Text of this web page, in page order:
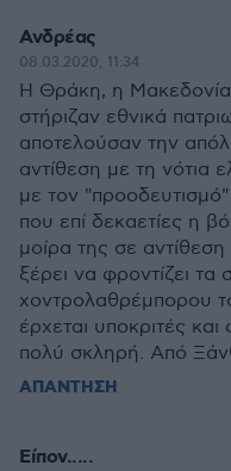
Ανδρέας
08.03.2020, 11:34
Η Θράκη, η
στήριζαν εθνικά
αποτελούσαν την
αντίθεση με τη νότια
με τον
που επί δεκαετίες η
μοίρα της σε
ξέρει να φροντίζει
χοντρολαθρέμπορου
έρχεται υποκριτές και
πολύ σκληρή. Από
ΑΠΑΝΤΗΣΗ
Είπον.....